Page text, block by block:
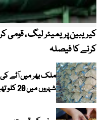
کرنے کا فیصلہ
ملک بھر میں آٹے
شہروں میں 20 کلو تھیلا 100 روپے تک مہنگا